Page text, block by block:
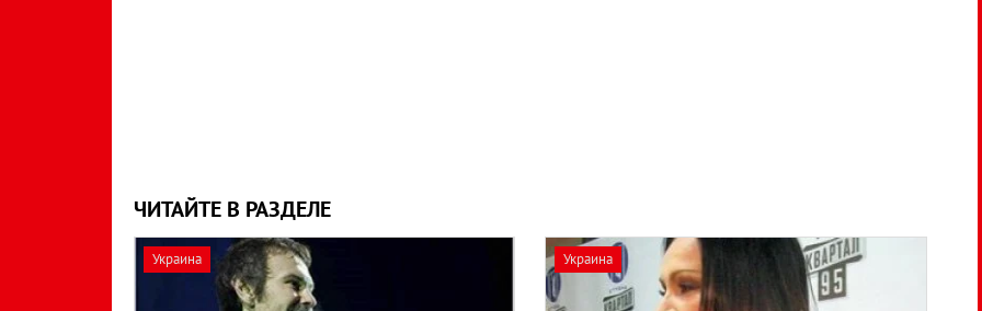
ЧИТАЙТЕ В РАЗДЕЛЕ
Украина Украина